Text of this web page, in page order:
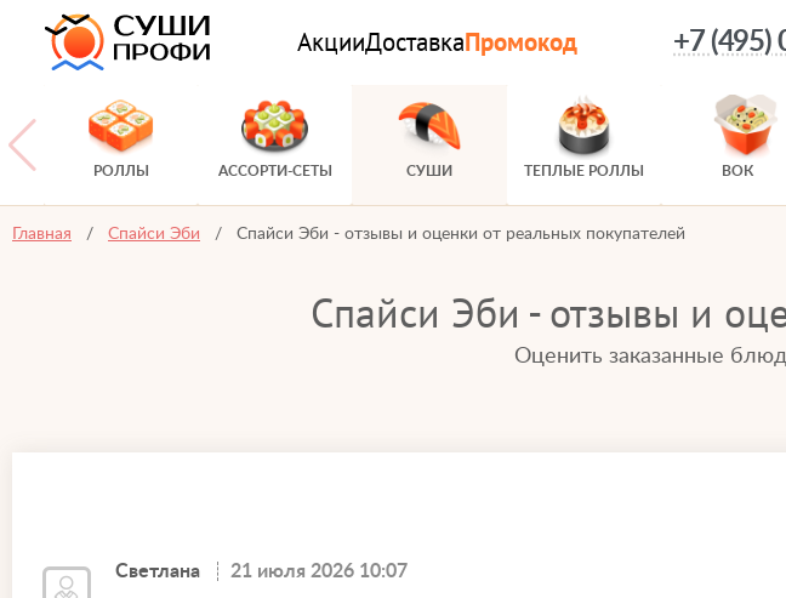
АкцииДоставкаПромокод +7 (495)
РОЛЛЫ АССОРТИ-СЕТЫ СУШИ ТЕПЛЫЕ РОЛЛЫ ВОК
Главная Спайси Эби Спайси Эби - отзывы и оценки от реальных покупателей
Спайси Эби - отзывы и
Оценить заказанные
Светлана 21 июля 2026 10:07